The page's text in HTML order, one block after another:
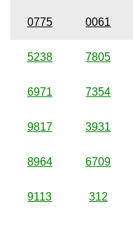
0775 0061
5238 7805
6971 7354
9817 3931
8964 6709
9113 312